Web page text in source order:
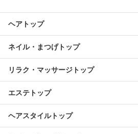
ヘアトップ
ネイル・まつげトップ
リラク・マッサージトップ
エステトップ
ヘアスタイルトップ